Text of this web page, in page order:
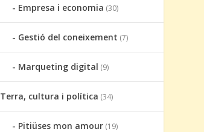
Empresa i economia (30)
Gestió del coneixement (7)
Marqueting digital (9)
Terra, cultura i política (34)
Pitiüses mon amour (19)